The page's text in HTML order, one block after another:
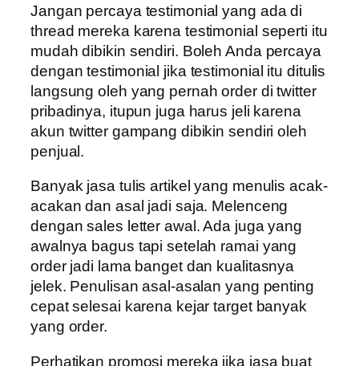
Jangan percaya testimonial yang ada di
thread mereka karena testimonial seperti itu
mudah dibikin sendiri. Boleh Anda percaya
dengan testimonial jika testimonial itu ditulis
langsung oleh yang pernah order di twitter
pribadinya, itupun juga harus jeli karena
akun twitter gampang dibikin sendiri oleh
penjual.
Banyak jasa tulis artikel yang menulis acak-
acakan dan asal jadi saja. Melenceng
dengan sales letter awal. Ada juga yang
awalnya bagus tapi setelah ramai yang
order jadi lama banget dan kualitasnya
jelek. Penulisan asal-asalan yang penting
cepat selesai karena kejar target banyak
yang order.
Perhatikan promosi mereka jika jasa buat